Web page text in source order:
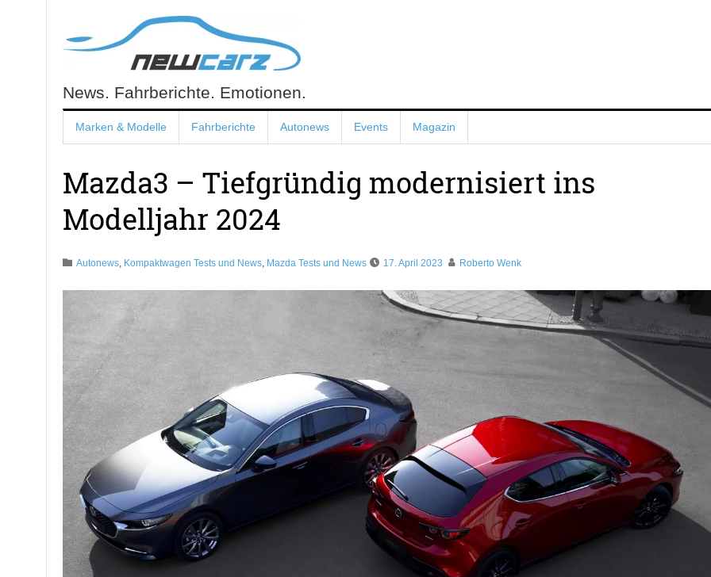
content
NewCarz.de
News. Fahrberichte. Emotionen.
Marken & Modelle Fahrberichte Autonews Events Magazin
Mazda3 – Tiefgründig modernisiert ins
Modelljahr 2024
Autonews, Kompaktwagen Tests und News, Mazda Tests und News 17. April 2023 Roberto Wenk